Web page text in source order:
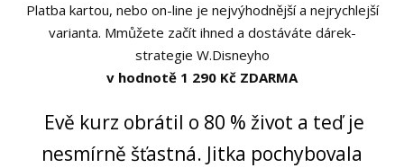
Platba kartou, nebo on-line je nejvýhodnější a nejrychlejší
varianta. Mmůžete začít ihned a dostáváte dárek-
strategie W.Disneyho
v hodnotě 1 290 Kč ZDARMA
Evě kurz obrátil o 80 % život a teď je
nesmírně šťastná. Jitka pochybovala